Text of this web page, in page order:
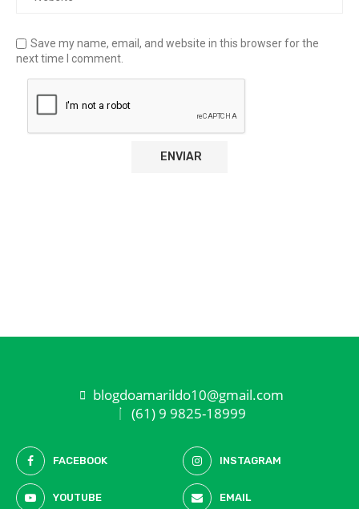
Save my name, email, and website in this browser for the
next time I comment.
blogdoamarildo10@gmail.com
(61) 9 9825-18999
FACEBOOK INSTAGRAM
YOUTUBE EMAIL